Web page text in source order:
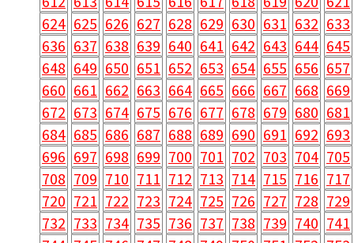
624 625 626 627 628 629 630 631 632 633
636 637 638 639 640 641 642 643 644 645
648 649 650 651 652 653 654 655 656 657
660 661 662 663 664 665 666 667 668 669
672 673 674 675 676 677 678 679 680 681
684 685 686 687 688 689 690 691 692 693
696 697 698 699 700 701 702 703 704 705
708 709 710 711 712 713 714 715 716 717
720 721 722 723 724 725 726 727 728 729
732 733 734 735 736 737 738 739 740 741